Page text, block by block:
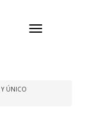
Menú
Y ÚNICO